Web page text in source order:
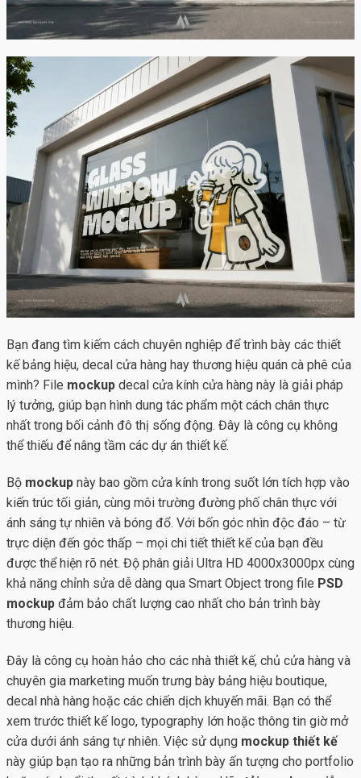
Bạn đang tìm kiếm cách chuyên nghiệp để trình bày các thiết
kế bảng hiệu, decal cửa hàng hay thương hiệu quán cà phê của
mình? File mockup decal cửa kính cửa hàng này là giải pháp
lý tưởng, giúp bạn hình dung tác phẩm một cách chân thực
nhất trong bối cảnh đô thị sống động. Đây là công cụ không
thể thiếu để nâng tầm các dự án thiết kế.
Bộ mockup này bao gồm cửa kính trong suốt lớn tích hợp vào
kiến trúc tối giản, cùng môi trường đường phố chân thực với
ánh sáng tự nhiên và bóng đổ. Với bốn góc nhìn độc đáo – từ
trực diện đến góc thấp – mọi chi tiết thiết kế của bạn đều
được thể hiện rõ nét. Độ phân giải Ultra HD 4000x3000px cùng
khả năng chỉnh sửa dễ dàng qua Smart Object trong file PSD
mockup đảm bảo chất lượng cao nhất cho bản trình bày
thương hiệu.
Đây là công cụ hoàn hảo cho các nhà thiết kế, chủ cửa hàng và
chuyên gia marketing muốn trưng bày bảng hiệu boutique,
decal nhà hàng hoặc các chiến dịch khuyến mãi. Bạn có thể
xem trước thiết kế logo, typography lớn hoặc thông tin giờ mở
cửa dưới ánh sáng tự nhiên. Việc sử dụng mockup thiết kế
này giúp bạn tạo ra những bản trình bày ấn tượng cho portfolio